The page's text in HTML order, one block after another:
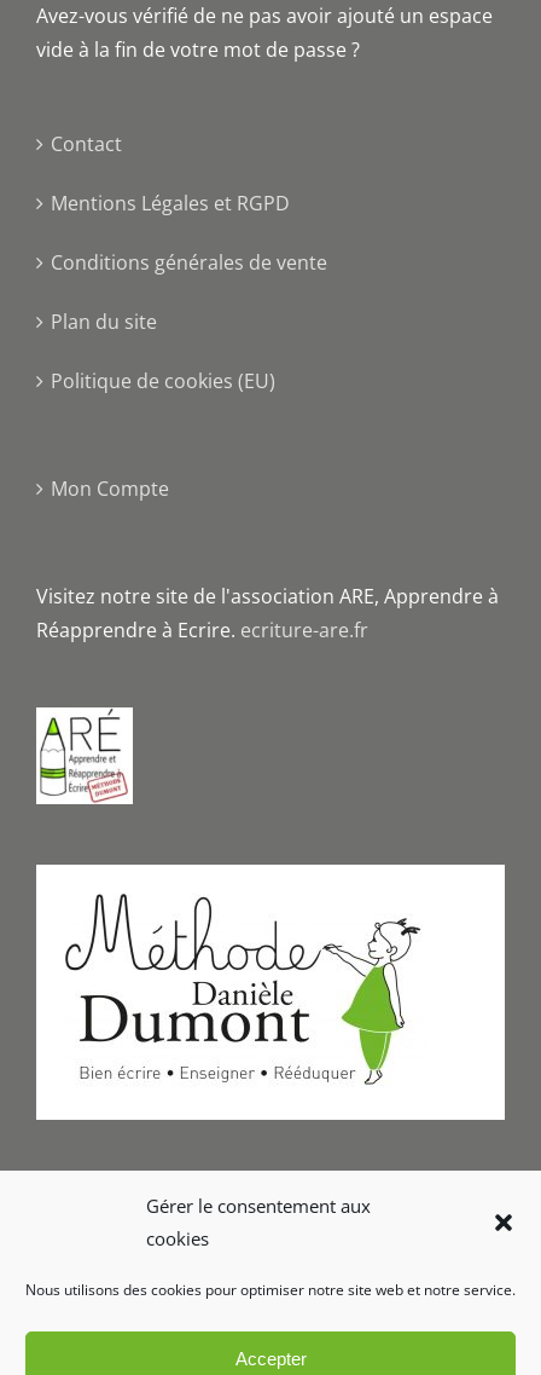
Gérer le consentement aux
cookies
Nous utilisons des cookies pour optimiser notre site web et notre service.
Accepter
Avez-vous vérifié de ne pas avoir ajouté un espace
vide à la fin de votre mot de passe ?
Contact
Mentions Légales et RGPD
Conditions générales de vente
Plan du site
Politique de cookies (EU)
Mon Compte
Visitez notre site de l'association ARE, Apprendre à
Réapprendre à Ecrire. ecriture-are.fr
Formulaire de Contact